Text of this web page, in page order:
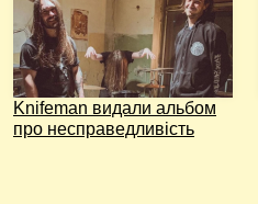
Knifeman видали альбом
про несправедливість